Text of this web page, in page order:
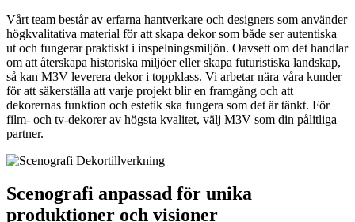
Vårt team består av erfarna hantverkare och designers som använder
högkvalitativa material för att skapa dekor som både ser autentiska
ut och fungerar praktiskt i inspelningsmiljön. Oavsett om det handlar
om att återskapa historiska miljöer eller skapa futuristiska landskap,
så kan M3V leverera dekor i toppklass. Vi arbetar nära våra kunder
för att säkerställa att varje projekt blir en framgång och att
dekorernas funktion och estetik ska fungera som det är tänkt. För
film- och tv-dekorer av högsta kvalitet, välj M3V som din pålitliga
partner.
Scenografi anpassad för unika
produktioner och visioner